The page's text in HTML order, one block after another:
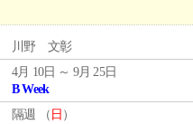
川野 文彰
4月 10日 ～ 9月 25日
B Week
隔週 （ 日 ）